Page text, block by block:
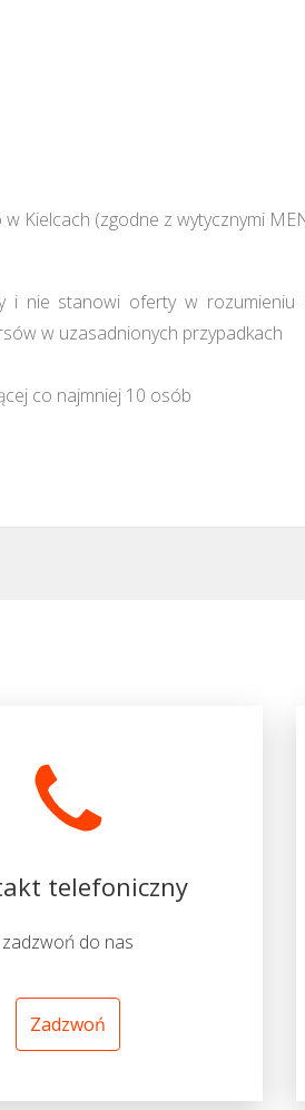
Kielcach (zgodne z wytycznymi
nie stanowi oferty w rozumieniu
w uzasadnionych przypadkach
co najmniej 10 osób
telefoniczny
zadzwoń do nas
Zadzwoń